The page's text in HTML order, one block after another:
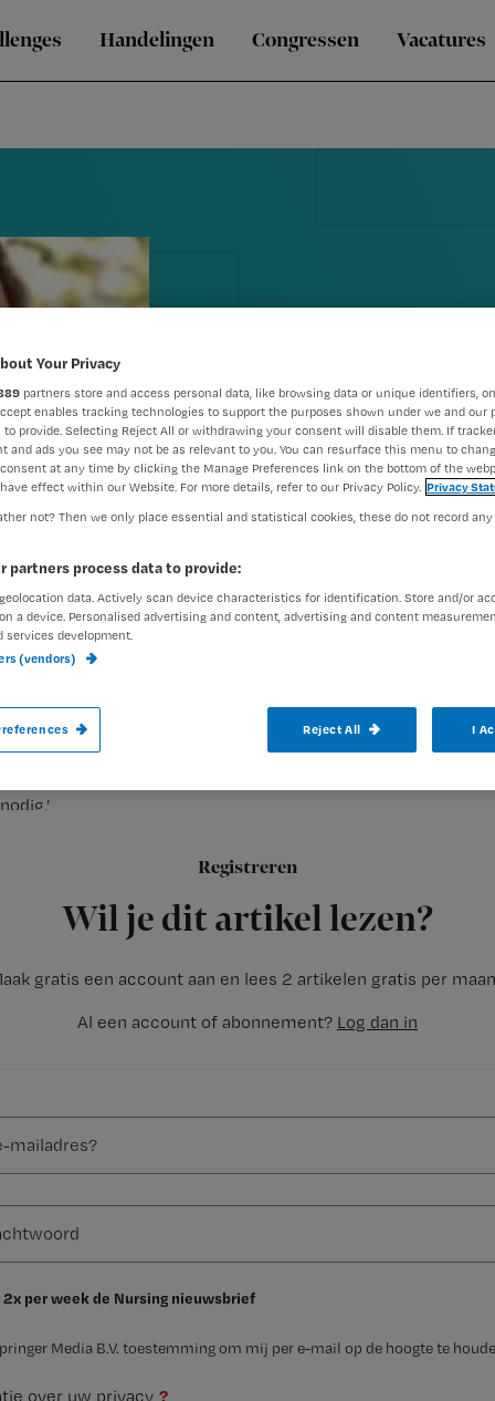
Handelingen Congressen Vacatures
Prof. Kris
kanker
Auteur:
Registreren
Wil je dit artikel lezen?
gratis een account aan en lees 2 artikelen gratis per
Al een account of abonnement? Log dan in
2x per week de Nursing nieuwsbrief
Media B.V. toestemming om mij per e-mail op de hoogte te
over uw privacy ?
nodig.’
Your Privacy
partners store and access personal data, like browsing data or unique identifiers,
enables tracking technologies to support the purposes shown under we and our
to provide. Selecting Reject All or withdrawing your consent will disable them. If
and ads you see may not be as relevant to you. You can resurface this menu to
at any time by clicking the Manage Preferences link on the bottom of the
effect within our Website. For more details, refer to our Privacy Policy. Privacy
not? Then we only place essential and statistical cookies, these do not record
partners process data to provide:
data. Actively scan device characteristics for identification. Store and/or
a device. Personalised advertising and content, advertising and content
services development.
(vendors)
Reject All I